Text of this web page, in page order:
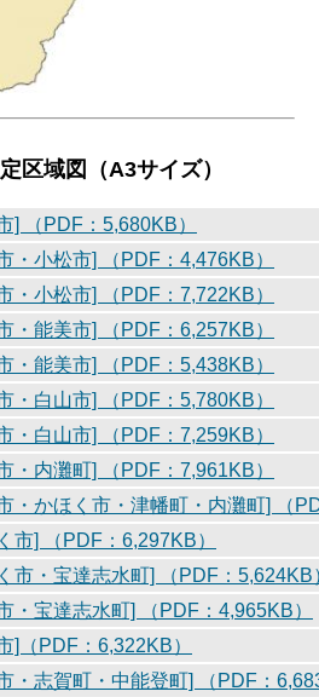
区域図（A3サイズ）
] （PDF：5,680KB）
・小松市] （PDF：4,476KB）
・小松市] （PDF：7,722KB）
・能美市] （PDF：6,257KB）
・能美市] （PDF：5,438KB）
・白山市] （PDF：5,780KB）
・白山市] （PDF：7,259KB）
・内灘町] （PDF：7,961KB）
・かほく市・津幡町・内灘町] （
市] （PDF：6,297KB）
市・宝達志水町] （PDF：5,624KB
・宝達志水町] （PDF：4,965KB）
]（PDF：6,322KB）
・志賀町・中能登町] （PDF：